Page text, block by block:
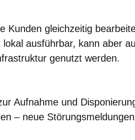
Kunden gleichzeitig
ausführbar, kann aber
genutzt werden.
Aufnahme und
– neue